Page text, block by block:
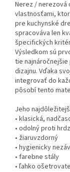
Nerez / nerezová
vlastnosťami,
pre kuchynské
spracováva len
špecifických
Výsledkom sú
tie
dizajnu. Vďaka
integrovať do
pôsobí tento
Jeho
• klasická,
• odolný proti
• žiaruvzdorný
• hygienicky
• farebne stály
• ľahko